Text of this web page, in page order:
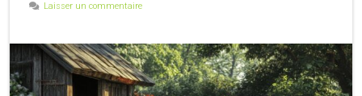
Laisser un commentaire